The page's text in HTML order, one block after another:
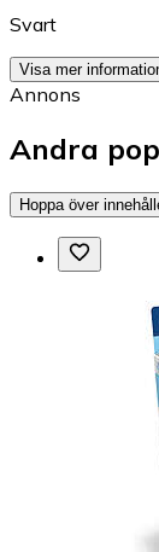
Svart
Visa mer
Annons
Andra
Hoppa över